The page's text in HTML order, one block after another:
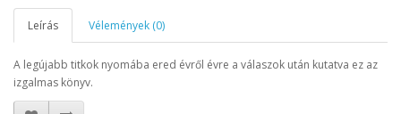
Leírás Vélemények (0)
A legújabb titkok nyomába ered évről évre a válaszok után kutatva ez az
izgalmas könyv.